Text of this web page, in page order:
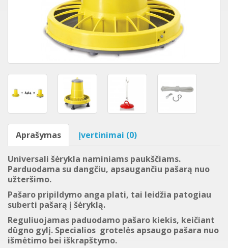
Aprašymas Įvertinimai (0)
Universali šėrykla naminiams paukščiams.
Parduodama su dangčiu, apsaugančiu pašarą nuo
užteršimo.
Pašaro pripildymo anga plati, tai leidžia patogiau
suberti pašarą į šėryklą.
Reguliuojamas paduodamo pašaro kiekis, keičiant
dūgno gylį. Specialios grotelės apsaugo pašara nuo
išmėtimo bei iškrapštymo.